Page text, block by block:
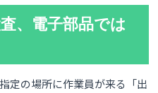
、電子部品では
定の場所に作業員が来る「出